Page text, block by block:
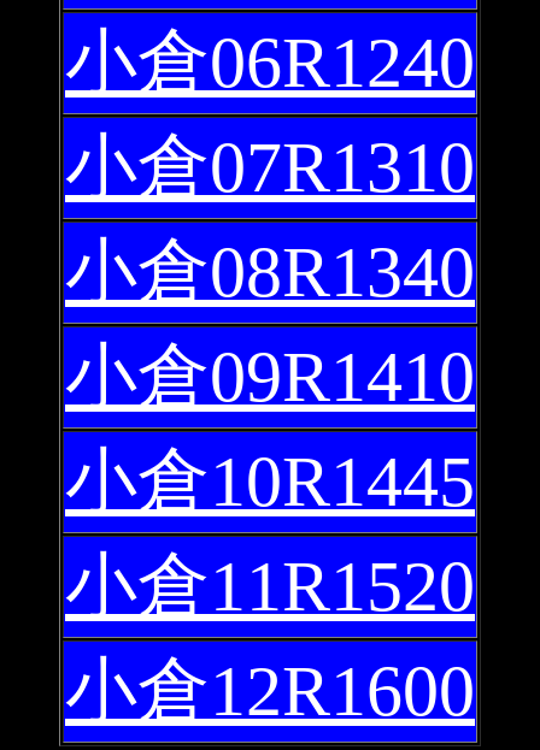
小倉06R1240
小倉07R1310
小倉08R1340
小倉09R1410
小倉10R1445
小倉11R1520
小倉12R1600